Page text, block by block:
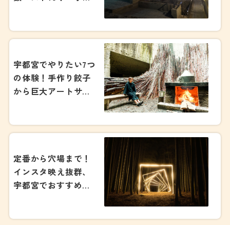
は・・・～
宇都宮でやりたい7つ
の体験！手作り餃子
から巨大アートサウ
定番から穴場まで！
インスタ映え抜群、
宇都宮でおすすめの